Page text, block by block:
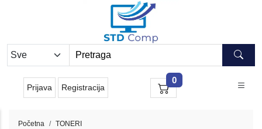
Prijava Registracija
0
Početna TONERI